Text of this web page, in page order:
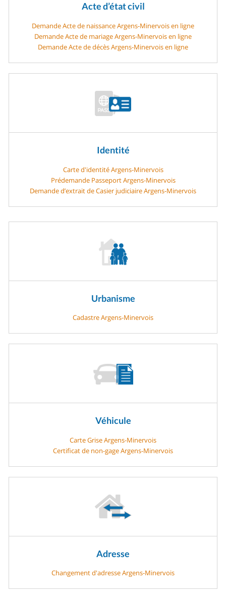
Acte d’état civil
Demande Acte de naissance Argens-Minervois en ligne
Demande Acte de mariage Argens-Minervois en ligne
Demande Acte de décès Argens-Minervois en ligne
Identité
Carte d'identité Argens-Minervois
Prédemande Passeport Argens-Minervois
Demande d’extrait de Casier judiciaire Argens-Minervois
Urbanisme
Cadastre Argens-Minervois
Véhicule
Carte Grise Argens-Minervois
Certificat de non-gage Argens-Minervois
Adresse
Changement d'adresse Argens-Minervois